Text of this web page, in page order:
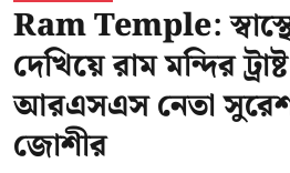
Ram Temple:
দেখিয়ে রাম মন্দির
আরএসএস নেতা সুরেশ
জোশীর